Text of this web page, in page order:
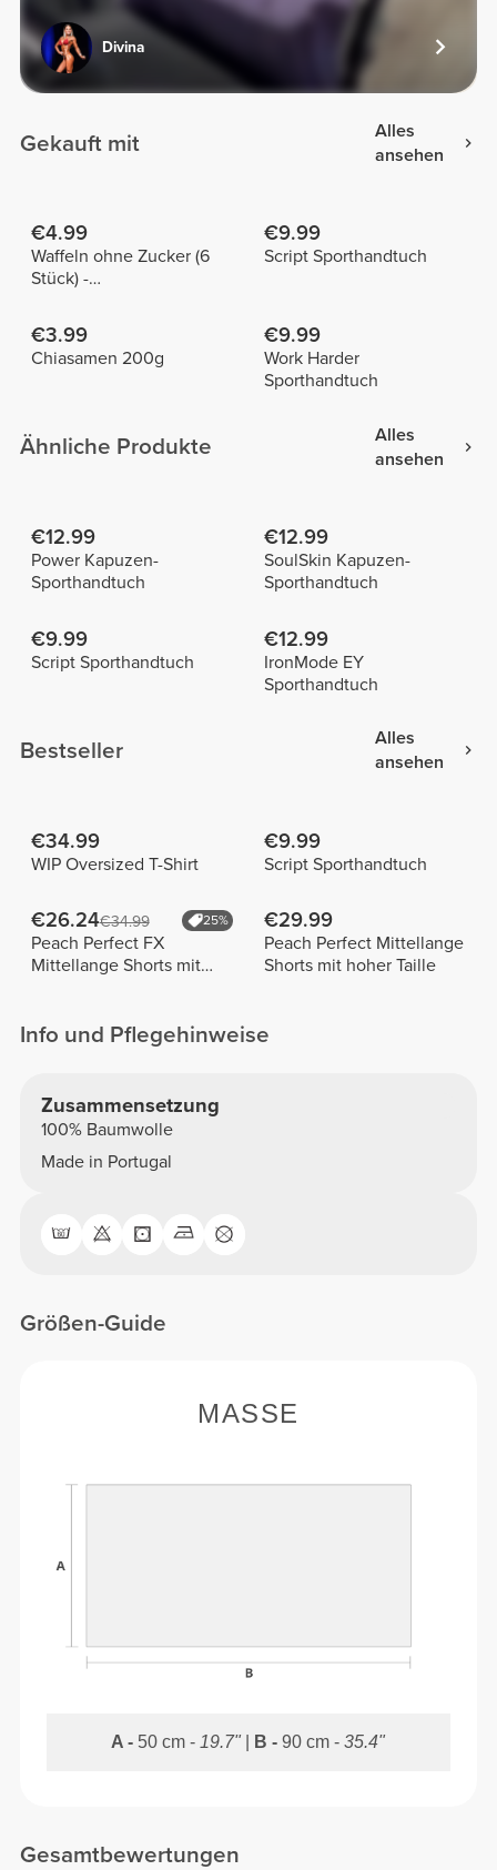
Divina
Gekauft mit
Alles
ansehen
€4.99
Waffeln ohne Zucker (6
Stück) -
€9.99
Script Sporthandtuch
€3.99
Chiasamen 200g
€9.99
Work Harder
Sporthandtuch
Ähnliche Produkte
Alles
ansehen
€12.99
Power Kapuzen-
Sporthandtuch
€12.99
SoulSkin Kapuzen-
Sporthandtuch
€9.99
Script Sporthandtuch
€12.99
IronMode EY
Sporthandtuch
Bestseller
Alles
ansehen
€34.99
WIP Oversized T-Shirt
€9.99
Script Sporthandtuch
€26.24€34.99 25%
Peach Perfect FX
Mittellange Shorts mit
€29.99
Peach Perfect Mittellange
Shorts mit hoher Taille
Info und Pflegehinweise
Zusammensetzung
100% Baumwolle
Made in Portugal
Gesamtbewertungen
Größen-Guide
MASSE
A - 50 cm - 19.7" B -90 cm -35.4"